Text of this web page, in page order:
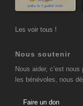
Les voir tous !
Nous soutenir
Nous aider, c’est
les bénévoles, nous
Faire un don